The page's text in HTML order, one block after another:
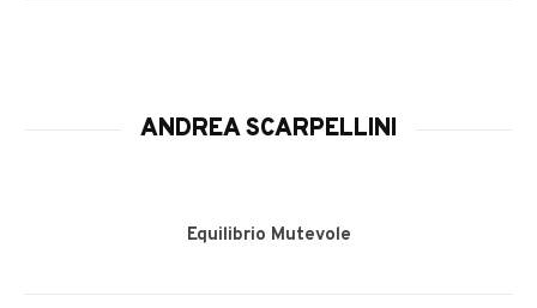
ANDREA SCARPELLINI
Equilibrio Mutevole